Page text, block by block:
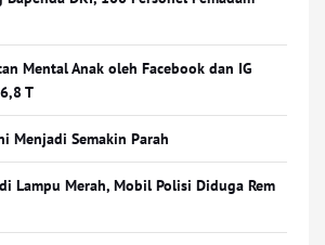
Mental Anak oleh Facebook dan IG
T
Menjadi Semakin Parah
Lampu Merah, Mobil Polisi Diduga Rem